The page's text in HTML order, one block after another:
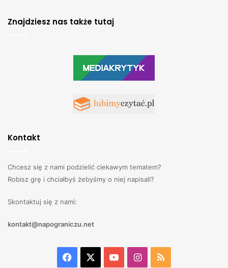
Znajdziesz nas także tutaj
Kontakt
Chcesz się z nami podzielić ciekawym tematem?
Robisz grę i chciałbyś żebyśmy o niej napisali?
Skontaktuj się z nami:
kontakt@napograniczu.net
Facebook YouTubeInstagram